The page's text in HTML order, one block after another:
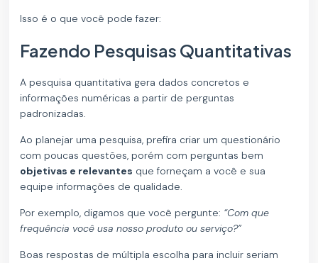
Isso é o que você pode fazer:
Fazendo Pesquisas Quantitativas
A pesquisa quantitativa gera dados concretos e
informações numéricas a partir de perguntas
padronizadas.
Ao planejar uma pesquisa, prefira criar um questionário
com poucas questões, porém com perguntas bem
objetivas e relevantes que forneçam a você e sua
equipe informações de qualidade.
Por exemplo, digamos que você pergunte: “Com que
frequência você usa nosso produto ou serviço?”
Boas respostas de múltipla escolha para incluir seriam